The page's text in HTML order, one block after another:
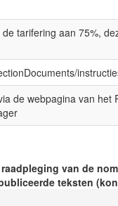
tarifering aan 75%,
de webpagina van
raadpleging van de
teksten